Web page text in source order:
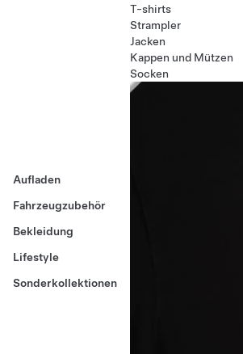
Aufladen
Fahrzeugzubehör
Bekleidung
Lifestyle
Sonderkollektionen
T-shirts
Strampler
Jacken
Kappen und Mützen
Socken